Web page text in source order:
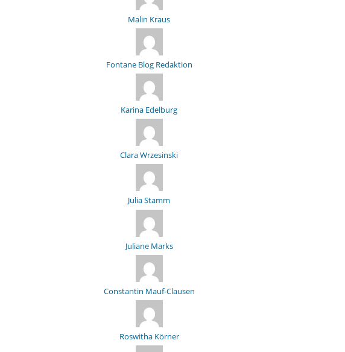
Malin Kraus
Fontane Blog Redaktion
Karina Edelburg
Clara Wrzesinski
Julia Stamm
Juliane Marks
Constantin Mauf-Clausen
Roswitha Körner